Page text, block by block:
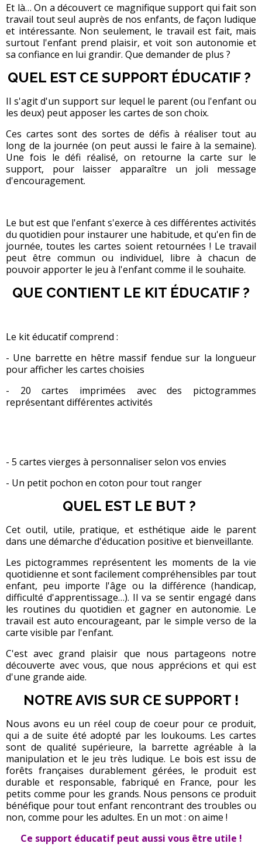
Et là… On a découvert ce magnifique support qui fait son
travail tout seul auprès de nos enfants, de façon ludique
et intéressante. Non seulement, le travail est fait, mais
surtout l'enfant prend plaisir, et voit son autonomie et
sa confiance en lui grandir. Que demander de plus ?
QUEL EST CE SUPPORT ÉDUCATIF ?
Il s'agit d'un support sur lequel le parent (ou l'enfant ou
les deux) peut apposer les cartes de son choix.
Ces cartes sont des sortes de défis à réaliser tout au
long de la journée (on peut aussi le faire à la semaine).
Une fois le défi réalisé, on retourne la carte sur le
support, pour laisser apparaître un joli message
d'encouragement.
Le but est que l'enfant s'exerce à ces différentes activités
du quotidien pour instaurer une habitude, et qu'en fin de
journée, toutes les cartes soient retournées ! Le travail
peut être commun ou individuel, libre à chacun de
pouvoir apporter le jeu à l'enfant comme il le souhaite.
QUE CONTIENT LE KIT ÉDUCATIF ?
Le kit éducatif comprend :
- Une barrette en hêtre massif fendue sur la longueur
pour afficher les cartes choisies
- 20 cartes imprimées avec des pictogrammes
représentant différentes activités
- 5 cartes vierges à personnaliser selon vos envies
- Un petit pochon en coton pour tout ranger
QUEL EST LE BUT ?
Cet outil, utile, pratique, et esthétique aide le parent
dans une démarche d'éducation positive et bienveillante.
Les pictogrammes représentent les moments de la vie
quotidienne et sont facilement compréhensibles par tout
enfant, peu importe l'âge ou la différence (handicap,
difficulté d'apprentissage…). Il va se sentir engagé dans
les routines du quotidien et gagner en autonomie. Le
travail est auto encourageant, par le simple verso de la
carte visible par l'enfant.
C'est avec grand plaisir que nous partageons notre
découverte avec vous, que nous apprécions et qui est
d'une grande aide.
NOTRE AVIS SUR CE SUPPORT !
Nous avons eu un réel coup de coeur pour ce produit,
qui a de suite été adopté par les loukoums. Les cartes
sont de qualité supérieure, la barrette agréable à la
manipulation et le jeu très ludique. Le bois est issu de
forêts françaises durablement gérées, le produit est
durable et responsable, fabriqué en France, pour les
petits comme pour les grands. Nous pensons ce produit
bénéfique pour tout enfant rencontrant des troubles ou
non, comme pour les adultes. En un mot : on aime !
Ce support éducatif peut aussi vous être utile !